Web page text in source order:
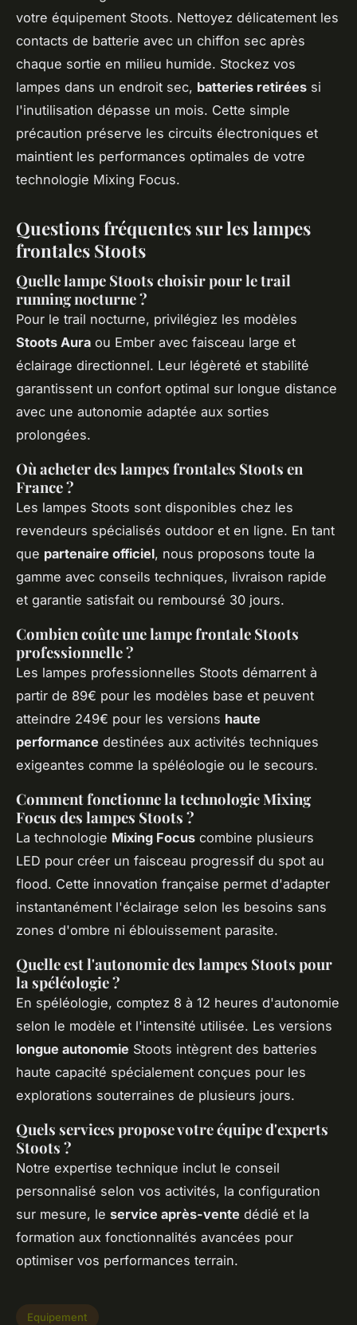
votre équipement Stoots. Nettoyez délicatement les
contacts de batterie avec un chiffon sec après
chaque sortie en milieu humide. Stockez vos
lampes dans un endroit sec, batteries retirées si
l'inutilisation dépasse un mois. Cette simple
précaution préserve les circuits électroniques et
maintient les performances optimales de votre
technologie Mixing Focus.
Questions fréquentes sur les lampes
frontales Stoots
Quelle lampe Stoots choisir pour le trail
running nocturne ?
Pour le trail nocturne, privilégiez les modèles
Stoots Aura ou Ember avec faisceau large et
éclairage directionnel. Leur légèreté et stabilité
garantissent un confort optimal sur longue distance
avec une autonomie adaptée aux sorties
prolongées.
Où acheter des lampes frontales Stoots en
France ?
Les lampes Stoots sont disponibles chez les
revendeurs spécialisés outdoor et en ligne. En tant
que partenaire officiel, nous proposons toute la
gamme avec conseils techniques, livraison rapide
et garantie satisfait ou remboursé 30 jours.
Combien coûte une lampe frontale Stoots
professionnelle ?
Les lampes professionnelles Stoots démarrent à
partir de 89€ pour les modèles base et peuvent
atteindre 249€ pour les versions haute
performance destinées aux activités techniques
exigeantes comme la spéléologie ou le secours.
Comment fonctionne la technologie Mixing
Focus des lampes Stoots ?
La technologie Mixing Focus combine plusieurs
LED pour créer un faisceau progressif du spot au
flood. Cette innovation française permet d'adapter
instantanément l'éclairage selon les besoins sans
zones d'ombre ni éblouissement parasite.
Quelle est l'autonomie des lampes Stoots pour
la spéléologie ?
En spéléologie, comptez 8 à 12 heures d'autonomie
selon le modèle et l'intensité utilisée. Les versions
longue autonomie Stoots intègrent des batteries
haute capacité spécialement conçues pour les
explorations souterraines de plusieurs jours.
Quels services propose votre équipe d'experts
Stoots ?
Notre expertise technique inclut le conseil
personnalisé selon vos activités, la configuration
sur mesure, le service après-vente dédié et la
formation aux fonctionnalités avancées pour
optimiser vos performances terrain.
Equipement